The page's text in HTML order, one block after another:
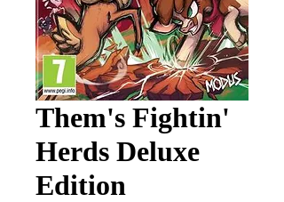
Them's Fightin'
Herds Deluxe
Edition